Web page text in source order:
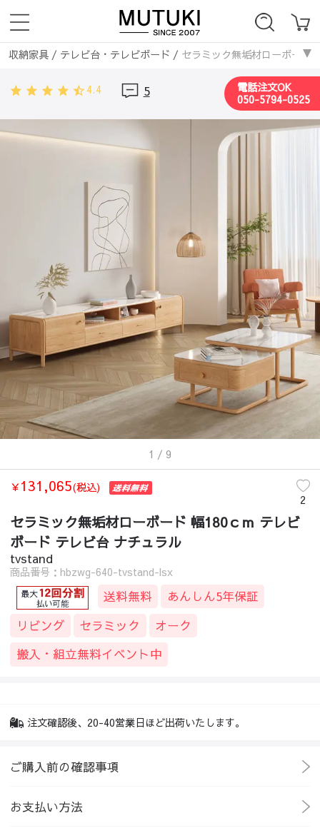
収納家具/ テレビ台・テレビボード / セラミック無垢材ローボード
4.4
5
電話注文OK
050-5794-0525
1 / 9
￥131,065(税込)
2
セラミック無垢材ローボード 幅180ｃｍ テレビ
ボード テレビ台 ナチュラル
tvstand
商品番号：hbzwg-640-tvstand-lsx
送料無料
あんしん5年保証
リビング
セラミック
オーク
搬入・組立無料イベント中
注文確認後、20-40営業日ほど出荷いたします。
ご購入前の確認事項
お支払い方法